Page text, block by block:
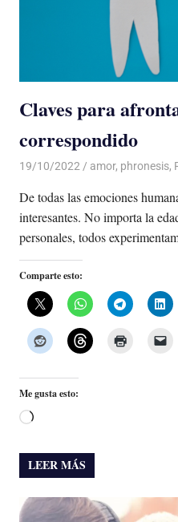
Claves para
correspondido
19/10/2022 De todo un Poco
amor, phronesis,
De todas las emociones
interesantes. No importa la
personales, todos
Comparte esto:
Me gusta esto:
Cargando...
LEER MÁS